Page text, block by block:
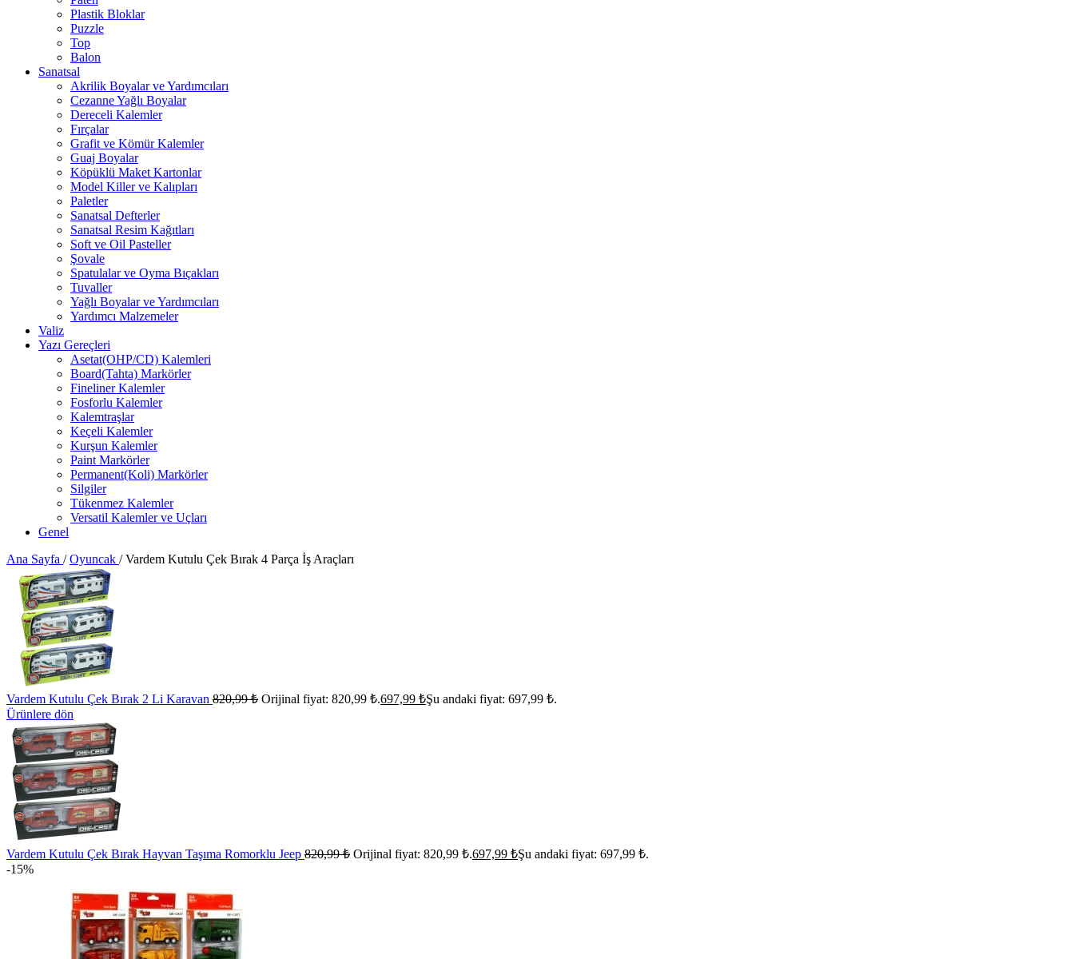
Plastik Bloklar
Puzzle
Top
Balon
Sanatsal
Akrilik Boyalar ve Yardımcıları
Cezanne Yağlı Boyalar
Dereceli Kalemler
Fırçalar
Grafit ve Kömür Kalemler
Guaj Boyalar
Köpüklü Maket Kartonlar
Model Killer ve Kalıpları
Paletler
Sanatsal Defterler
Sanatsal Resim Kağıtları
Soft ve Oil Pasteller
Şovale
Spatulalar ve Oyma Bıçakları
Tuvaller
Yağlı Boyalar ve Yardımcıları
Yardımcı Malzemeler
Valiz
Yazı Gereçleri
Asetat(OHP/CD) Kalemleri
Board(Tahta) Markörler
Fineliner Kalemler
Fosforlu Kalemler
Kalemtraşlar
Keçeli Kalemler
Kurşun Kalemler
Paint Markörler
Permanent(Koli) Markörler
Silgiler
Tükenmez Kalemler
Versatil Kalemler ve Uçları
Genel
Ana Sayfa / Oyuncak / Vardem Kutulu Çek Bırak 4 Parça İş Araçları
Vardem Kutulu Çek Bırak 2 Li Karavan 820,99₺ Orijinal fiyat: 820,99 ₺.697,99 ₺Şu andaki fiyat: 697,99 ₺.
Ürünlere dön
Vardem Kutulu Çek Bırak Hayvan Taşıma Romorklu Jeep 820,99₺ Orijinal fiyat: 820,99 ₺.697,99 ₺Şu andaki fiyat: 697,99 ₺.
-15%